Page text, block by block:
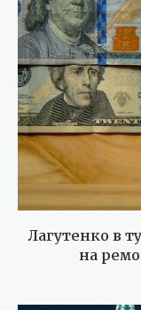
Лагутенко в
на